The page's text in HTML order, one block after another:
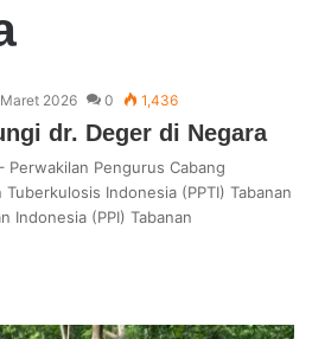
2026 0 1,436
dr. Deger di Negara
Perwakilan Pengurus Cabang
Indonesia (PPTI) Tabanan
Indonesia (PPI) Tabanan